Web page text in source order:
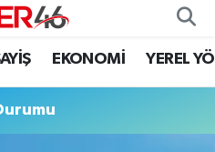
EKONOMİ YEREL